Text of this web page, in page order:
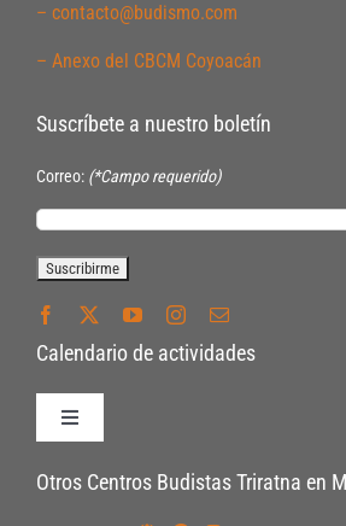
– contacto@budismo.com
– Anexo del CBCM Coyoacán
Suscríbete a nuestro boletín
Correo: (*Campo requerido)
Calendario de actividades
Toggle
Políticas de Inscripción
Otros Centros Budistas Triratna en